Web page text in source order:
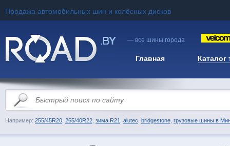
Продажа автомобильных шин и колёсных дисков
— все шины города
Главная Каталог
Например: 255/45R20 265/40R22 зима R21 alutec bridgestone грузовые шины в